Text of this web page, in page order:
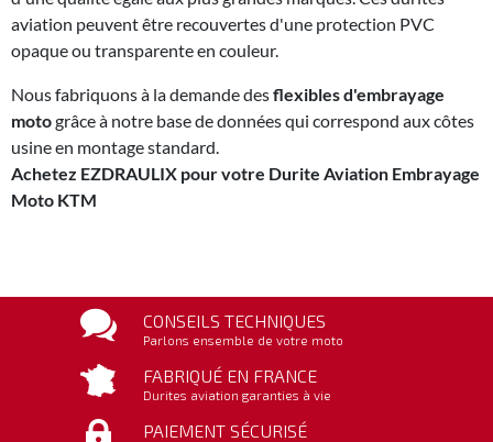
aviation peuvent être recouvertes d'une protection PVC
opaque ou transparente en couleur.
Nous fabriquons à la demande desflexibles d'embrayage
motogrâce à notre base de données qui correspond aux côtes
usine en montage standard.
Achetez EZDRAULIX pour votre Durite Aviation Embrayage
Moto KTM
CONSEILS TECHNIQUES
Parlons ensemble de votre moto
FABRIQUÉ EN FRANCE
Durites aviation garanties à vie
PAIEMENT SÉCURISÉ